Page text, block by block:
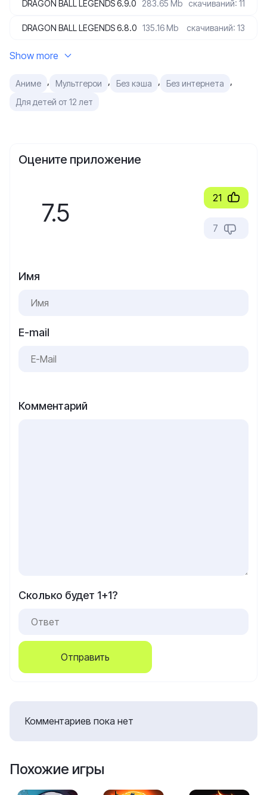
DRAGON BALL LEGENDS 6.9.0 283.65 Mb скачиваний: 11
DRAGON BALL LEGENDS 6.8.0 135.16 Mb скачиваний: 13
Show more
Аниме , Мультгерои , Без кэша , Без интернета ,
Для детей от 12 лет
Оцените приложение
7.5 21
7
Имя
E-mail
Комментарий
Сколько будет 1+1?
Отправить
Комментариев пока нет
Похожие игры